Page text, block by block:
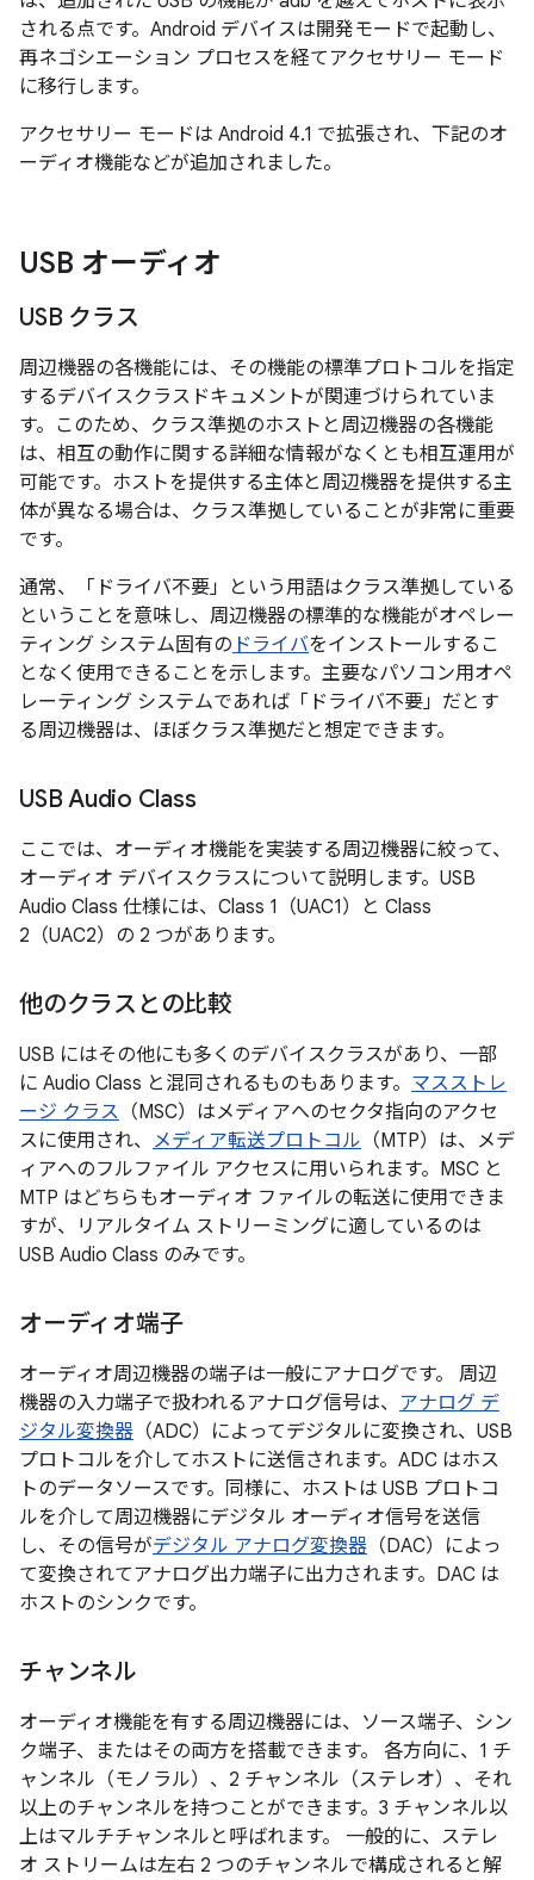
される点です。Android デバイスは開発モードで起動し、
再ネゴシエーション プロセスを経てアクセサリー モード
に移行します。
アクセサリー モードは Android 4.1 で拡張され、下記のオ
ーディオ機能などが追加されました。
USB オーディオ
USB クラス
周辺機器の各機能には、その機能の標準プロトコルを指定
するデバイスクラス ドキュメントが関連づけられていま
す。
このため、クラス準拠のホストと周辺機器の各機能
は、相互の動作に関する詳細な情報がなくとも相互運用が
可能です。ホストを提供する主体と周辺機器を提供する主
体が異なる場合は、クラス準拠していることが非常に重要
です。
通常、「ドライバ不要」という用語はクラス準拠している
ということを意味し、周辺機器の標準的な機能がオペレー
ティング システム固有の ドライバをインストールするこ
となく使用できることを示します。 主要なパソコン用オペ
レーティング システムであれば「ドライバ不要」だとす
る周辺機器は、ほぼクラス準拠だと想定できます。
USB Audio Class
ここでは、オーディオ機能を実装する周辺機器に絞って、
オーディオ デバイスクラスについて説明します。USB
Audio Class 仕様には、Class 1（UAC1）と Class
2（UAC2）の 2 つがあります。
他のクラスとの比較
USB にはその他にも多くのデバイスクラスがあり、一部
に Audio Class と混同されるものもあります。 マスストレ
ージ クラス （MSC）はメディアへのセクタ指向のアクセ
スに使用され、 メディア転送プロトコル （MTP）は、メデ
ィアへのフルファイル アクセスに用いられます。MSC と
MTP はどちらもオーディオ ファイルの転送に使用できま
すが、リアルタイム ストリーミングに適しているのは
USB Audio Class のみです。
オーディオ端子
オーディオ周辺機器の端子は一般にアナログです。 周辺
機器の入力端子で扱われるアナログ信号は、 アナログ デ
ジタル変換器 （ADC）によってデジタルに変換され、USB
プロトコルを介してホストに送信されます。ADC はホス
トのデータソースです。同様に、ホストは USB プロトコ
ルを介して周辺機器にデジタル オーディオ信号を送信
し、その信号がデジタル アナログ変換器 （DAC）によっ
て変換されてアナログ出力端子に出力されます。DAC は
ホストのシンクです。
チャンネル
オーディオ機能を有する周辺機器には、ソース端子、シン
ク端子、またはその両方を搭載できます。 各方向に、1 チ
ャンネル（モノラル）、2 チャンネル（ステレオ）、それ
以上のチャンネルを持つことができます。 3 チャンネル以
上はマルチチャンネル と呼ばれます。 一般的に、ステレ
オ ストリームは左右 2 つのチャンネルで構成されると解